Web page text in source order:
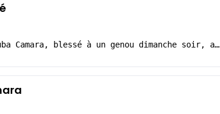
Camara, blessé à un genou dimanche soir, a…